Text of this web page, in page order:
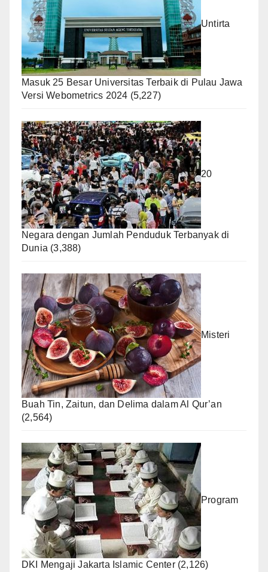
Untirta
Masuk 25 Besar Universitas Terbaik di Pulau Jawa
Versi Webometrics 2024 (5,227)
20
Negara dengan Jumlah Penduduk Terbanyak di
Dunia (3,388)
Misteri
Buah Tin, Zaitun, dan Delima dalam Al Qur’an
(2,564)
Program
DKI Mengaji Jakarta Islamic Center (2,126)